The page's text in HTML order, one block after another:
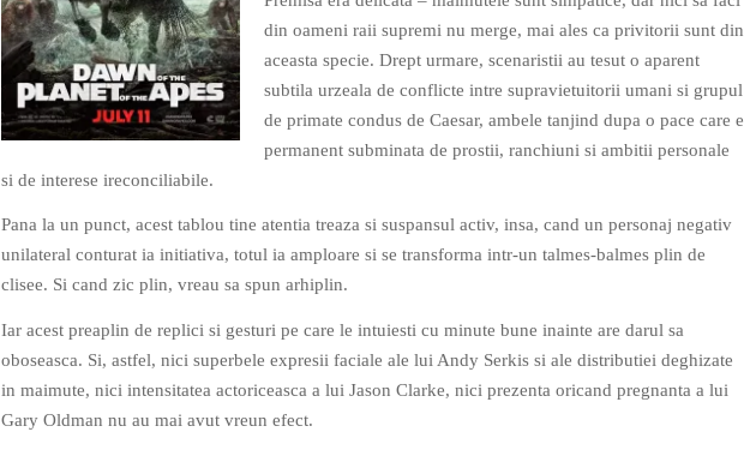
din oameni raii supremi nu merge, mai ales ca privitorii sunt din
aceasta specie. Drept urmare, scenaristii au tesut o aparent
subtila urzeala de conflicte intre supravietuitorii umani si grupul
de primate condus de Caesar, ambele tanjind dupa o pace care e
permanent subminata de prostii, ranchiuni si ambitii personale
si de interese ireconciliabile.
Pana la un punct, acest tablou tine atentia treaza si suspansul activ, insa, cand un personaj negativ
unilateral conturat ia initiativa, totul ia amploare si se transforma intr-un talmes-balmes plin de
clisee. Si cand zic plin, vreau sa spun arhiplin.
Iar acest preaplin de replici si gesturi pe care le intuiesti cu minute bune inainte are darul sa
oboseasca. Si, astfel, nici superbele expresii faciale ale lui Andy Serkis si ale distributiei deghizate
in maimute, nici intensitatea actoriceasca a lui Jason Clarke, nici prezenta oricand pregnanta a lui
Gary Oldman nu au mai avut vreun efect.